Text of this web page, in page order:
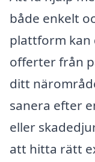
både enkelt
plattform kan
offerter från
ditt
sanera efter
eller
att hitta rätt